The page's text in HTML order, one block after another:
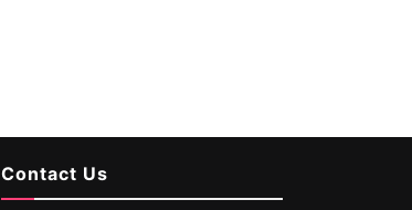
Contact Us